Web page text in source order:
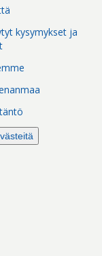
kysymykset ja